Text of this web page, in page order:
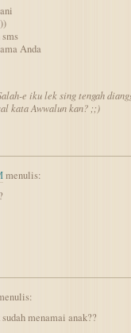
Anda
e iku lek sing tengah
kata Awwalun kan? ;;)
menulis:
menamai anak??